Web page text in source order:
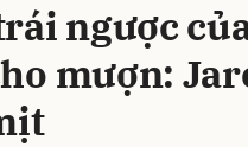
ngược
mượn: